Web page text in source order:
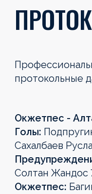
протокольные
Окжетпес -
Голы:
Сахалбаев
Солтан Жандос
Окжетпес: